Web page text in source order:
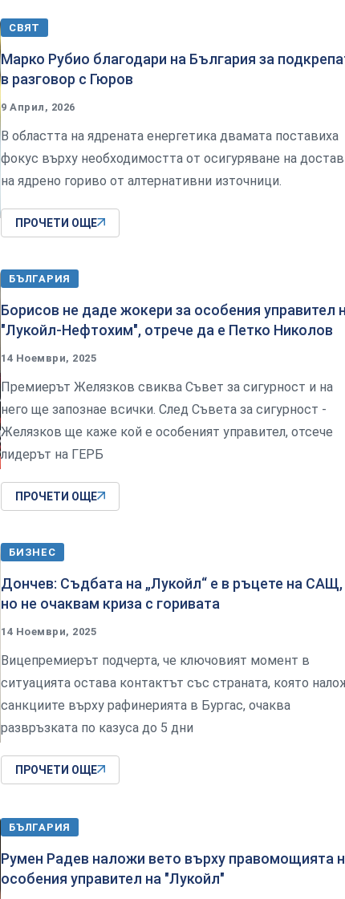
СВЯТ
Марко Рубио благодари на България за
в разговор с Гюров
9 Април, 2026
В областта на ядрената енергетика двамата поставиха
фокус върху необходимостта от осигуряване на
на ядрено гориво от алтернативни източници.
ПРОЧЕТИ ОЩЕ
БЪЛГАРИЯ
Борисов не даде жокери за особения управител
"Лукойл-Нефтохим", отрече да е Петко Николов
14 Ноември, 2025
Премиерът Желязков свиква Съвет за сигурност и на
него ще запознае всички. След Съвета за сигурност -
Желязков ще каже кой е особеният управител, отсече
лидерът на ГЕРБ
ПРОЧЕТИ ОЩЕ
БИЗНЕС
Дончев: Съдбата на „Лукойл“ е в ръцете на САЩ,
но не очаквам криза с горивата
14 Ноември, 2025
Вицепремиерът подчерта, че ключовият момент в
ситуацията остава контактът със страната, която
санкциите върху рафинерията в Бургас, очаква
развръзката по казуса до 5 дни
ПРОЧЕТИ ОЩЕ
БЪЛГАРИЯ
Румен Радев наложи вето върху правомощията
особения управител на "Лукойл"